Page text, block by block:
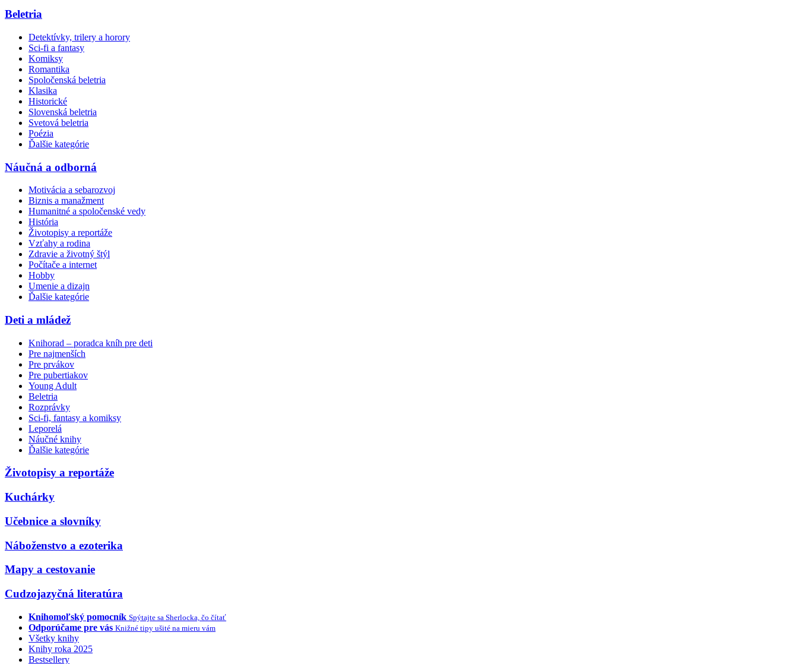
Beletria
Detektívky, trilery a horory
Sci-fi a fantasy
Komiksy
Romantika
Spoločenská beletria
Klasika
Historické
Slovenská beletria
Svetová beletria
Poézia
Ďalšie kategórie
Náučná a odborná
Motivácia a sebarozvoj
Biznis a manažment
Humanitné a spoločenské vedy
História
Životopisy a reportáže
Vzťahy a rodina
Zdravie a životný štýl
Počítače a internet
Hobby
Umenie a dizajn
Ďalšie kategórie
Deti a mládež
Knihorad – poradca kníh pre deti
Pre najmenších
Pre prvákov
Pre pubertiakov
Young Adult
Beletria
Rozprávky
Sci-fi, fantasy a komiksy
Leporelá
Náučné knihy
Ďalšie kategórie
Životopisy a reportáže
Kuchárky
Učebnice a slovníky
Náboženstvo a ezoterika
Mapy a cestovanie
Cudzojazyčná literatúra
Knihomoľský pomocník Spýtajte sa Sherlocka, čo čítať
Odporúčame pre vás Knižné tipy ušité na mieru vám
Všetky knihy
Knihy roka 2025
Bestsellery